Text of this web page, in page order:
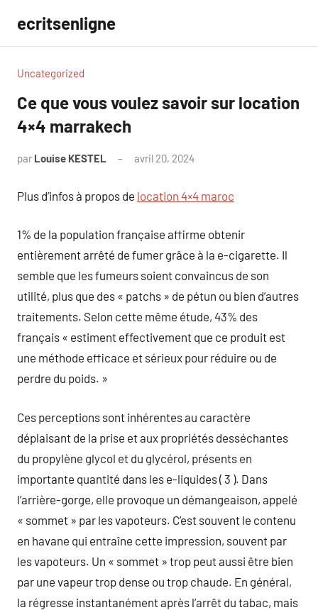
contenu
ecritsenligne
Uncategorized
Ce que vous voulez savoir sur location
4×4 marrakech
par Louise KESTEL avril 20, 2024
Plus d’infos à propos de location 4×4 maroc
1% de la population française affirme obtenir
entièrement arrêté de fumer grâce à la e-cigarette. Il
semble que les fumeurs soient convaincus de son
utilité, plus que des « patchs » de pétun ou bien d’autres
traitements. Selon cette même étude, 43% des
français « estiment effectivement que ce produit est
une méthode efficace et sérieux pour réduire ou de
perdre du poids. »
Ces perceptions sont inhérentes au caractère
déplaisant de la prise et aux propriétés desséchantes
du propylène glycol et du glycérol, présents en
importante quantité dans les e-liquides ( 3 ). Dans
l’arrière-gorge, elle provoque un démangeaison, appelé
« sommet » par les vapoteurs. C’est souvent le contenu
en havane qui entraîne cette impression, souvent par
les vapoteurs. Un « sommet » trop peut aussi être bien
par une vapeur trop dense ou trop chaude. En général,
la régresse instantanément après l’arrêt du tabac, mais